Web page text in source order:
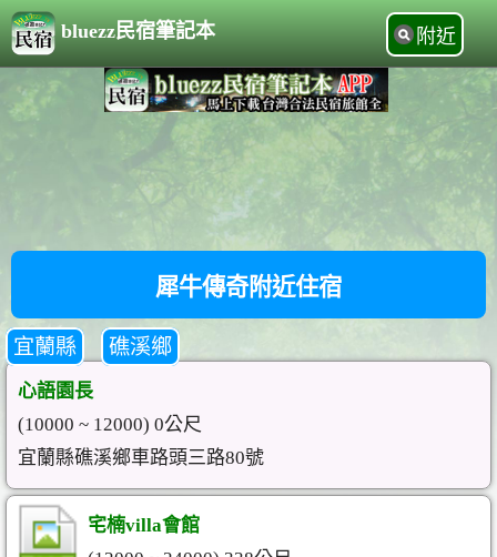
bluezz民宿筆記本 附近
犀牛傳奇附近住宿
宜蘭縣 礁溪鄉
心語園長
(10000 ~ 12000) 0公尺
宜蘭縣礁溪鄉車路頭三路80號
宅楠villa會館